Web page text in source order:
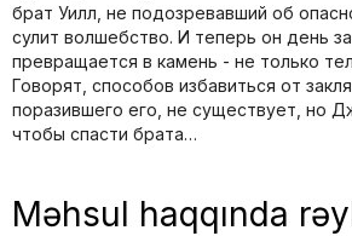
брат Уилл, не подозревавший об
сулит волшебство. И теперь он день
превращается в камень - не только
Говорят, способов избавиться от
поразившего его, не существует, но
чтобы спасти брата…
Məhsul haqqında